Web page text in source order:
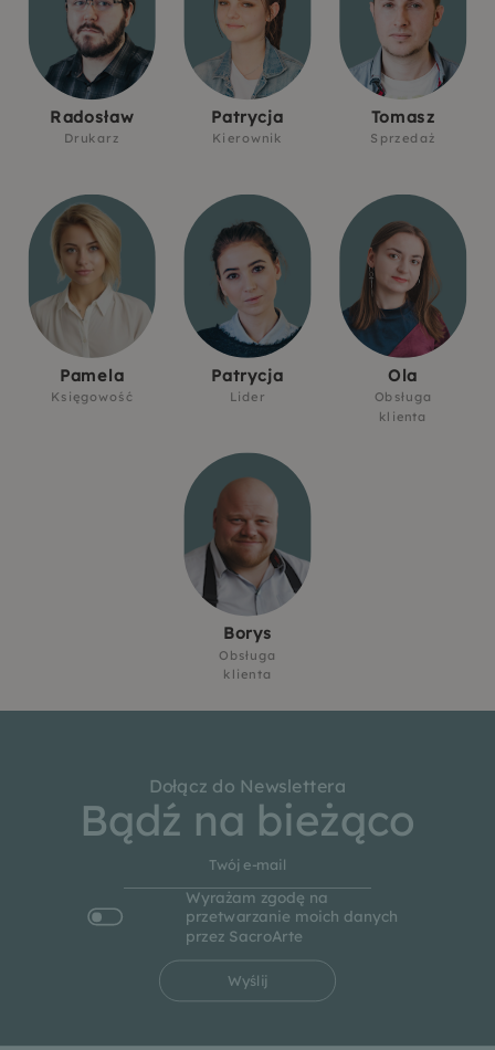
Radosław
Drukarz
Patrycja
Kierownik
Tomasz
Sprzedaż
Pamela
Księgowość
Patrycja
Lider
Ola
Obsługa
klienta
Borys
Obsługa
klienta
Dołącz do Newslettera
Bądź na bieżąco
Wyrażam zgodę na
przetwarzanie moich danych
przez SacroArte
Wyślij